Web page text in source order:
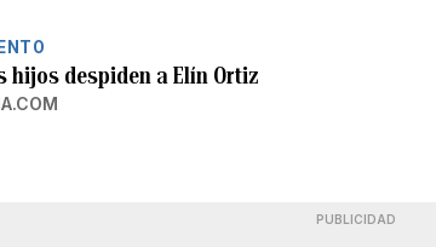
hijos despiden a Elín Ortiz
PUBLICIDAD